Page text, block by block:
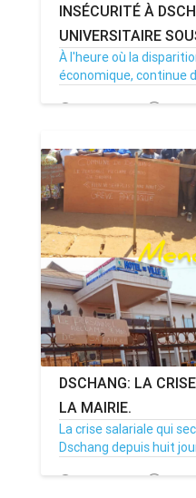
INSÉCURITÉ À
UNIVERSITAIRE
À l'heure où la
économique, continue
08/01/26 Par
DSCHANG: LA
LA MAIRIE.
La crise salariale qui
Dschang depuis huit
29/12/25 Par